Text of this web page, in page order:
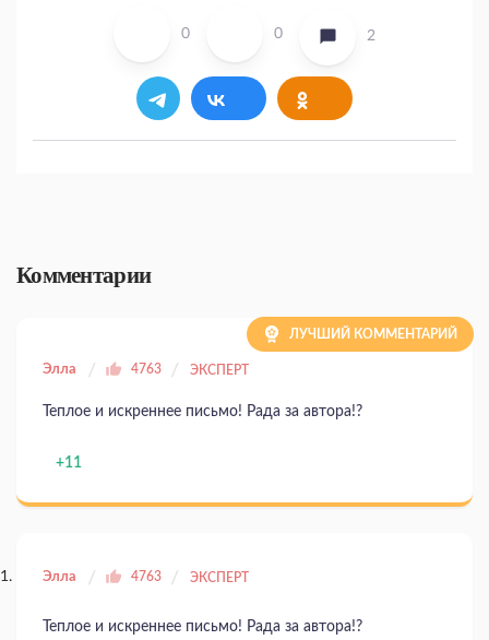
0 0 2
Комментарии
Элла 4763 ЭКСПЕРТ
ЛУЧШИЙ КОММЕНТАРИЙ
Теплое и искреннее письмо! Рада за автора!?
+11
Элла 4763 ЭКСПЕРТ
Теплое и искреннее письмо! Рада за автора!?